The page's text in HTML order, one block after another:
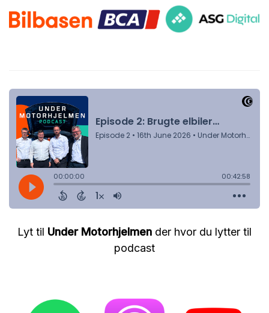
Lyt til Under Motorhjelmen der hvor du lytter til
podcast